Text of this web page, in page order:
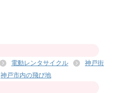
電動レンタサイクル
神戸街
神戸市内の飛び地